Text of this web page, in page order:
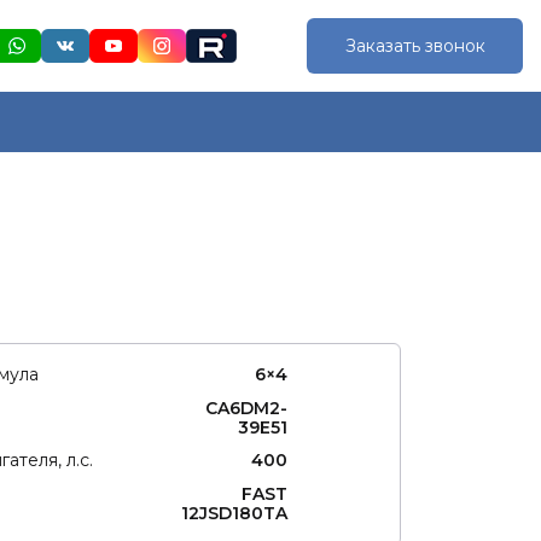
Заказать звонок
6×4
CA6DM2-
39E51
л.с.
400
FAST
12JSD180TA